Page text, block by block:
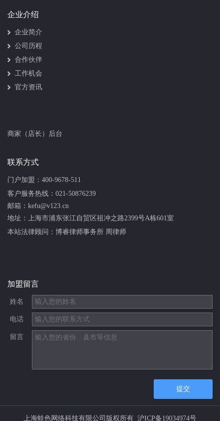
企业介绍
企业简介
公司历程
合作伙伴
工作机会
官方资讯
商家（店长）后台
联系方式
门户加盟： 400-9678-511
客户服务热线： 021-50876239
邮箱：kefu@v123.cn
地址：上海市浦东张江自贸区祖冲之路2399号A栋601室
本站法律顾问： 博睿律师事务所 周律师
加盟留言
姓名
电话
留言
提交
上海蛙色网络科技有限公司版权所有 沪ICP备19034974号